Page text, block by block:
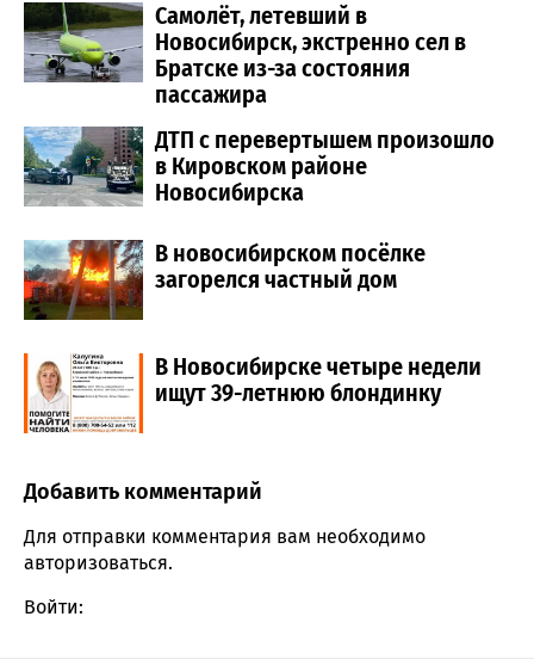
Самолёт, летевший в
Новосибирск, экстренно сел в
Братске из-за состояния
пассажира
ДТП с перевертышем произошло
в Кировском районе
Новосибирска
В новосибирском посёлке
загорелся частный дом
В Новосибирске четыре недели
ищут 39-летнюю блондинку
Comment section
Добавить комментарий
Для отправки комментария вам необходимо
авторизоваться.
Войти: